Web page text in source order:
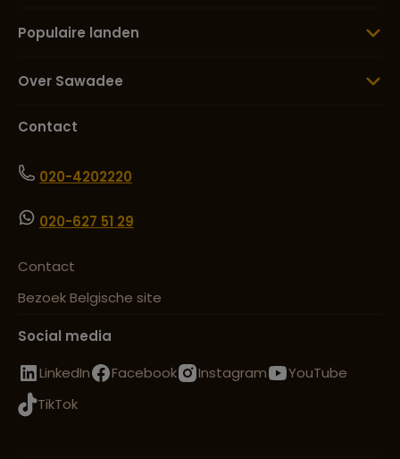
Populaire landen
Over Sawadee
Contact
020-4202220
020-627 51 29
Contact
Bezoek Belgische site
Social media
LinkedIn
Facebook Instagram
YouTube
TikTok